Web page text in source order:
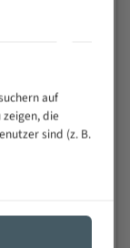
auf
zeigen, die
sind (z. B.